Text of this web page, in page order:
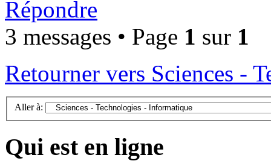
Répondre
3 messages • Page 1 sur 1
Retourner vers Sciences -
Aller à:
Qui est en ligne